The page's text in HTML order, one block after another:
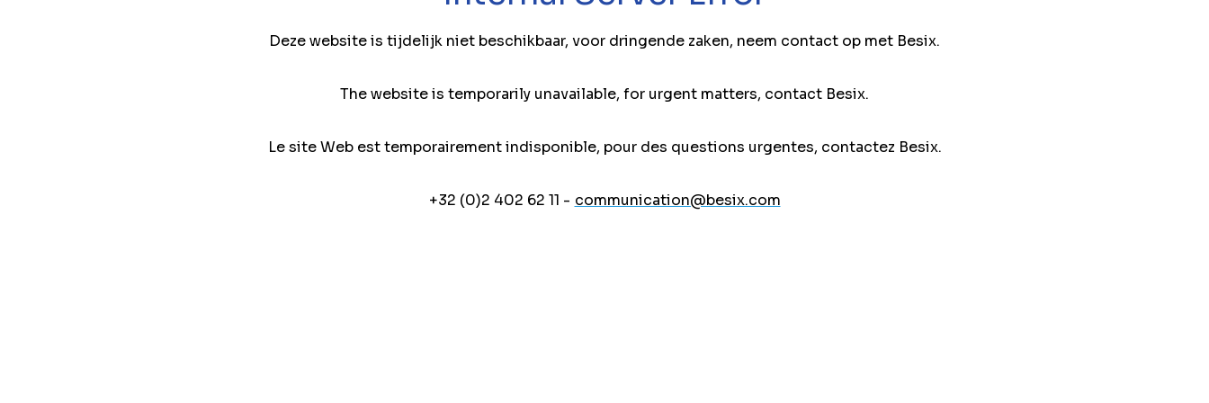
Deze website is tijdelijk niet beschikbaar, voor dringende zaken, neem contact op met Besix.
The website is temporarily unavailable, for urgent matters, contact Besix.
Le site Web est temporairement indisponible, pour des questions urgentes, contactez Besix.
+32 (0)2 402 62 11 - communication@besix.com